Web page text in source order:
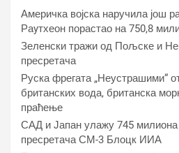
Америчка војска наручила још
Раyтхеон порастао на 750,8
Зеленски тражи од Пољске и
пресретача
Руска фрегата „Неустрашими“
британских вода, британска
праћење
САД и Јапан улажу 745
пресретача СМ-3 Блоцк ИИА